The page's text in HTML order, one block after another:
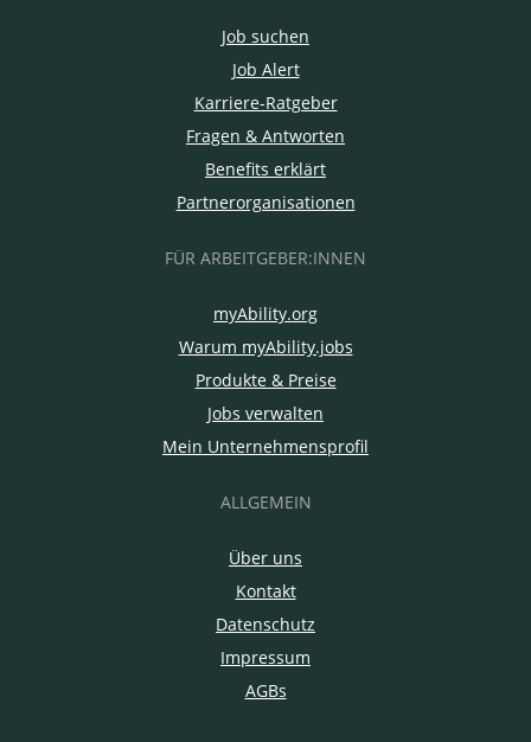
Job suchen
Job Alert
Karriere-Ratgeber
Fragen & Antworten
Benefits erklärt
Partnerorganisationen
FÜR ARBEITGEBER:INNEN
myAbility.org
Warum myAbility.jobs
Produkte & Preise
Jobs verwalten
Mein Unternehmensprofil
ALLGEMEIN
Über uns
Kontakt
Datenschutz
Impressum
AGBs